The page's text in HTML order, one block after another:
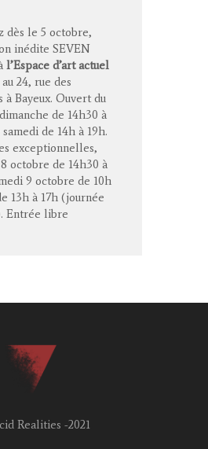
dès le 5 octobre,
inédite SEVEN
l’Espace d’art actuel
au 24, rue des
à Bayeux. Ouvert du
de 14h30 à
de 14h à 19h.
exceptionnelles,
octobre de 14h30 à
9 octobre de 10h
13h à 17h (journée
Entrée libre
Realities -2021